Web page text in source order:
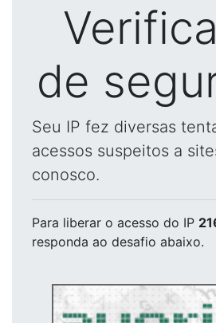
de
Seu IP fez diversas
acessos suspeitos a
conosco.
Para liberar o acesso do IP
responda ao desafio abaixo.